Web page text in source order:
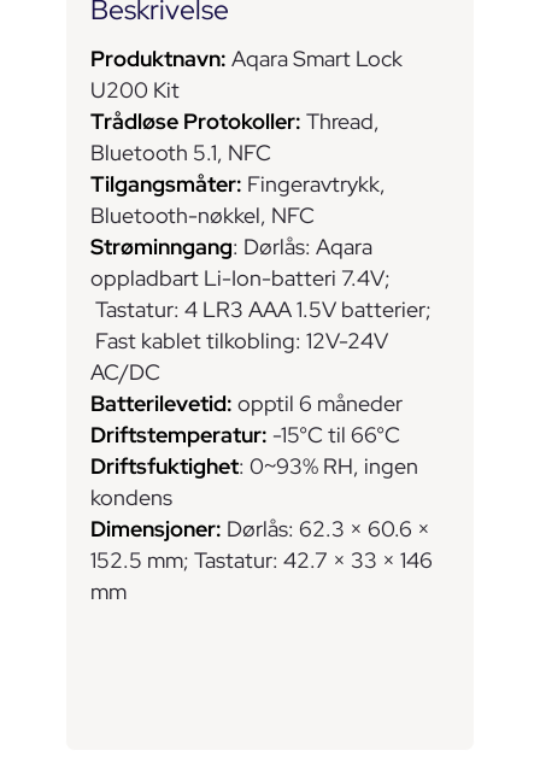
Beskrivelse
Produktnavn: Aqara Smart Lock
U200 Kit
Trådløse Protokoller: Thread,
Bluetooth 5.1, NFC
Tilgangsmåter: Fingeravtrykk,
Bluetooth-nøkkel, NFC
Strøminngang: Dørlås: Aqara
oppladbart Li-Ion-batteri 7.4V;
Tastatur: 4 LR3 AAA 1.5V batterier;
Fast kablet tilkobling: 12V-24V
AC/DC
Batterilevetid: opptil 6 måneder
Driftstemperatur: -15°C til 66°C
Driftsfuktighet: 0~93% RH, ingen
kondens
Dimensjoner: Dørlås: 62.3 × 60.6 ×
152.5 mm; Tastatur: 42.7 × 33 × 146
mm